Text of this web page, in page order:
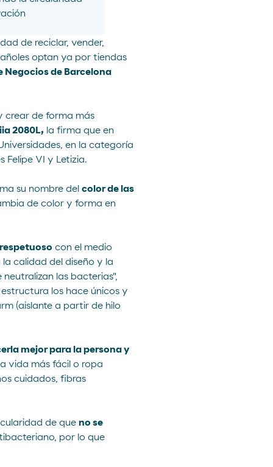
de reciclar, vender,
optan ya por tiendas
Negocios de Barcelona
crear de forma más
2080L, la firma que en
en la categoría
Felipe VI y Letizia.
su nombre del color de las
de color y forma en
con el medio
calidad del diseño y la
las bacterias",
los hace únicos y
(aislante a partir de hilo
mejor para la persona y
vida más fácil o ropa
cuidados, fibras
de que no se
por lo que